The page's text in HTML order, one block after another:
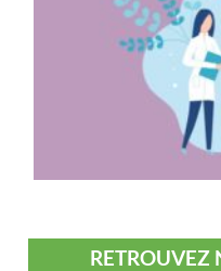
RETROUVEZ